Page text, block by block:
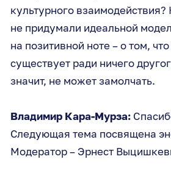
культурного
не придумали идеальной
на позитивной ноте – о том,
существует ради ничего
значит, не может замолчать.
Владимир Кара-Мурза:
Следующая тема посвящена
Модератор – Эрнест